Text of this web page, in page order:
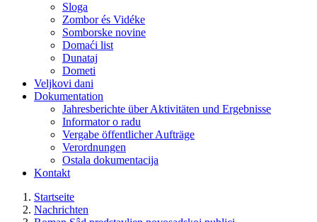
Sloga
Zombor és Vidéke
Somborske novine
Domaći list
Dunataj
Dometi
Veljkovi dani
Dokumentation
Jahresberichte über Aktivitäten und Ergebnisse
Informator o radu
Vergabe öffentlicher Aufträge
Verordnungen
Ostala dokumentacija
Kontakt
Startseite
Nachrichten